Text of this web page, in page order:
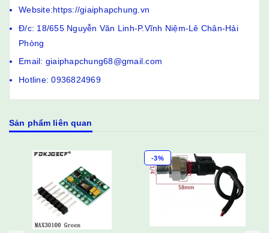
Website:https://giaiphapchung.vn
Đ/c: 18/655 Nguyễn Văn Linh-P.Vĩnh Niệm-Lê Chân-Hải
Phòng
Email: giaiphapchung68@gmail.com
Hotline: 0936824969
Sản phẩm liên quan
-3% -3%